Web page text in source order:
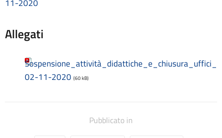
Consulenti e collaboratori
Contrattazione collettiva
Contrattazione integrativa
Cookie Policy (UE)
Corsi
D.S.G.A.
11-2020
Allegati
Sospensione_attività_didattiche_e_chiusura_uffici_
02-11-2020 (60 kB)
Pubblicato in